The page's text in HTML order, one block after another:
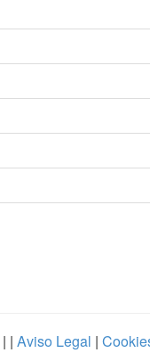
| | Aviso Legal |